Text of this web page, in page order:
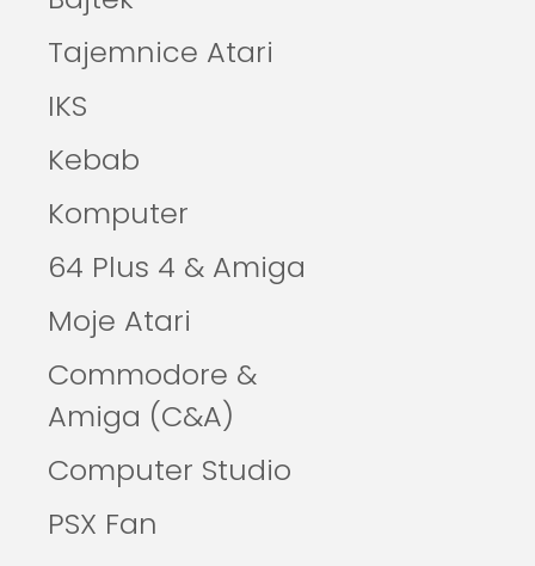
Tajemnice Atari
IKS
Kebab
Komputer
64 Plus 4 & Amiga
Moje Atari
Commodore &
Amiga (C&A)
Computer Studio
PSX Fan